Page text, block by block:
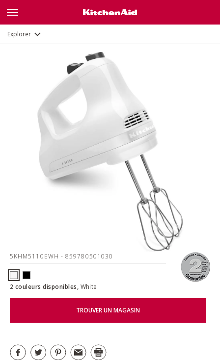
Explorer
5KHM5110EWH - 859780501030
2 couleurs disponibles, White
TROUVER UN MAGASIN